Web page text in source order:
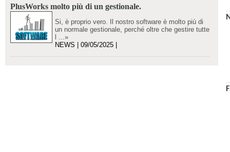
PlusWorks molto più di un gestionale.
Si, è proprio vero. Il nostro software è molto più di
un normale gestionale, perché oltre che gestire tutte
l ...»
NEWS | 09/05/2025 |